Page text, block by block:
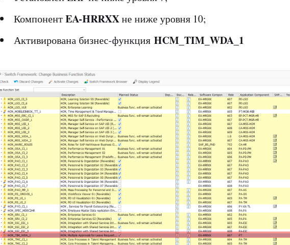
КомпонентEA-HRRXXне ниже уровня 10;
Активирована бизнес-функция HCM_TIM_WDA_1